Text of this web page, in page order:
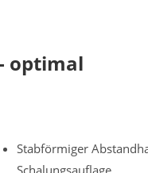
optimal
Stabförmiger
Schalungsauflage.